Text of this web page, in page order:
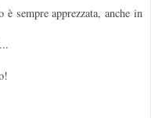
sempre apprezzata, anche in